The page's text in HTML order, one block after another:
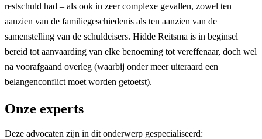
restschuld had – als ook in zeer complexe gevallen, zowel ten
aanzien van de familiegeschiedenis als ten aanzien van de
samenstelling van de schuldeisers. Hidde Reitsma is in beginsel
bereid tot aanvaarding van elke benoeming tot vereffenaar, doch wel
na voorafgaand overleg (waarbij onder meer uiteraard een
belangenconflict moet worden getoetst).
Onze experts
Deze advocaten zijn in dit onderwerp gespecialiseerd: